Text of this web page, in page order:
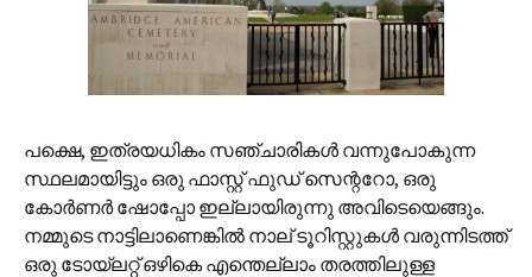
പക്ഷെ, ഇത്രയധികം സഞ്ചാരികള്‍‍ വന്നുപോകുന്ന
സ്ഥലമായിട്ടും ഒരു ഫാസ്റ്റ് ഫുഡ് സെന്ററോ, ഒരു
കോര്‍ണര്‍ ഷോപ്പോ ഇല്ലായിരുന്നു അവിടെയെങ്ങും.
നമ്മുടെ നാട്ടിലാണെങ്കില്‍ നാല് ടൂറിസ്റ്റുകള്‍ വരുന്നിടത്ത്
ഒരു ടോയ്‌ലറ്റ് ഒഴികെ എന്തെല്ലാം തരത്തിലുള്ള